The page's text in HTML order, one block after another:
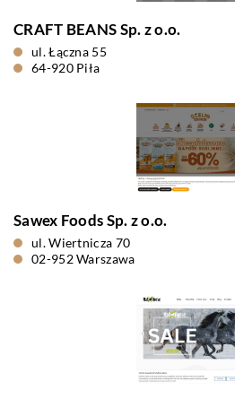
CRAFT BEANS Sp. z o.o.
ul. Łączna 55
64-920 Piła
Sawex Foods Sp. z o.o.
ul. Wiertnicza 70
02-952 Warszawa